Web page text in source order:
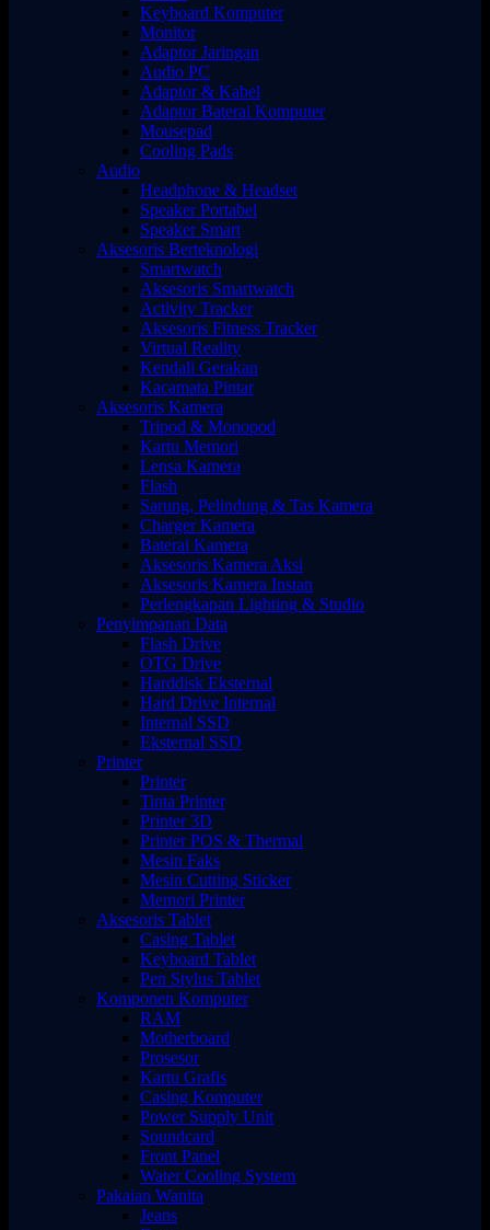
Keyboard Komputer
Monitor
Adaptor Jaringan
Audio PC
Adaptor & Kabel
Adaptor Baterai Komputer
Mousepad
Cooling Pads
Audio
Headphone & Headset
Speaker Portabel
Speaker Smart
Aksesoris Berteknologi
Smartwatch
Aksesoris Smartwatch
Activity Tracker
Aksesoris Fitness Tracker
Virtual Reality
Kendali Gerakan
Kacamata Pintar
Aksesoris Kamera
Tripod & Monopod
Kartu Memori
Lensa Kamera
Flash
Sarung, Pelindung & Tas Kamera
Charger Kamera
Baterai Kamera
Aksesoris Kamera Aksi
Aksesoris Kamera Instan
Perlengkapan Lighting & Studio
Penyimpanan Data
Flash Drive
OTG Drive
Harddisk Eksternal
Hard Drive Internal
Internal SSD
Eksternal SSD
Printer
Printer
Tinta Printer
Printer 3D
Printer POS & Thermal
Mesin Faks
Mesin Cutting Sticker
Memori Printer
Aksesoris Tablet
Casing Tablet
Keyboard Tablet
Pen Stylus Tablet
Komponen Komputer
RAM
Motherboard
Prosesor
Kartu Grafis
Casing Komputer
Power Supply Unit
Soundcard
Front Panel
Water Cooling System
Pakaian Wanita
Jeans